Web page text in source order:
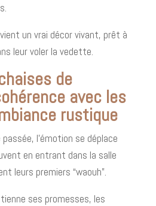
un vrai décor vivant, prêt à
leur voler la vedette.
de
avec les
rustique
l’émotion se déplace
en entrant dans la salle
leurs premiers “waouh”.
ses promesses, les